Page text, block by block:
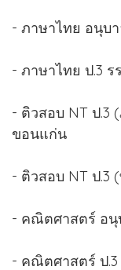
- ภาษาไทย อนุบ
- ภาษาไทย ป.3
- ติวสอบ NT ป.3
ขอนแก่น
- ติวสอบ NT ป.3
- คณิตศาสตร์ อนุ
- คณิตศาสตร์ ป